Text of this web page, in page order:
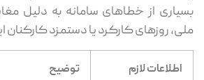
بسیاری از خطاهای سامانه به دلیل
ملی، روزهای کارکرد یا دستمزد کارکنان
اطلاعات لازم توضیح